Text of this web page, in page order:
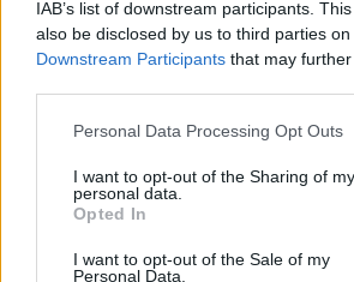
IAB’s list of downstream participants.
also be disclosed by us to third parties on
Downstream Participants that may
Please note that this website/app uses
not limited to your visit or usage
grant or deny consent to Google and its
use your data for below specified
consent section.
Personal Data Processing Opt Outs
I want to opt-out of the Sharing of my
personal data.
Opted In
I want to opt-out of the Sale of my
Personal Data.
Πιο δημοφιλή
Σέρρες: Βίντεο
τροχαίο με νεκρούς μητέρα
οδηγός του φορτηγού
σύγκρουση
Έρχεται τριήμερο με